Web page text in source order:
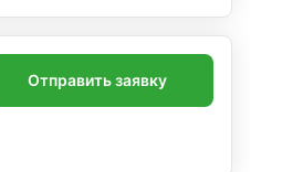
Отправить заявку